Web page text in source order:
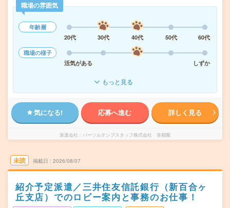
職場の雰囲気
年齢層
20代
30代 40代 50代
60代
職場の様子
活気がある
しずか
もっと見る
気になる! 応募へ進む 詳しく見る
派遣会社 パーソルテンプスタッフ株式会社 首都圏
未読 掲載日 2026/08/07
紹介予定派遣／三井住友信託銀行（新百合ヶ
丘支店）でのロビー案内と事務のお仕事！